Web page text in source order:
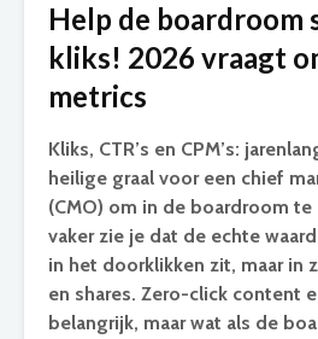
Help de boardroom
kliks! 2026 vraagt
metrics
Kliks, CTR’s en CPM’s:
heilige graal voor een chief
(CMO) om in de boardroom
vaker zie je dat de echte
in het doorklikken zit, maar in
en shares. Zero-click content
belangrijk, maar wat als de